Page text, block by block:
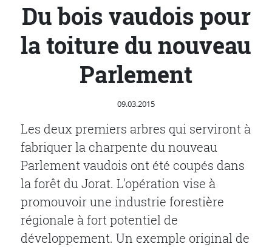
Du bois vaudois pour
la toiture du nouveau
Parlement
Publié le
09.03.2015
Les deux premiers arbres qui serviront à
fabriquer la charpente du nouveau
Parlement vaudois ont été coupés dans
la forêt du Jorat. L'opération vise à
promouvoir une industrie forestière
régionale à fort potentiel de
développement. Un exemple original de